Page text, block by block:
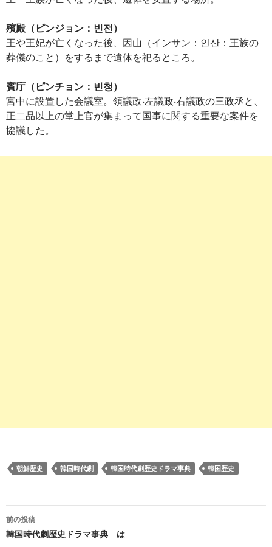
殯殿（ピンジョン：빈전）
王や王妃が亡くなった後、因山（インサン：인산：王族の
葬儀のこと）をするまで遺体を祀るところ。
賓庁（ピンチョン：빈청）
宮中に設置した会議室。領議政·左議政·右議政の三政丞と、
正二品以上の堂上官が集まって国事に関する重要な案件を
協議した。
朝鮮歴史 韓国時代劇 韓国時代劇歴史ドラマ事典 韓国歴史
投
稿
前の投稿
韓国時代劇歴史ドラマ事典 は